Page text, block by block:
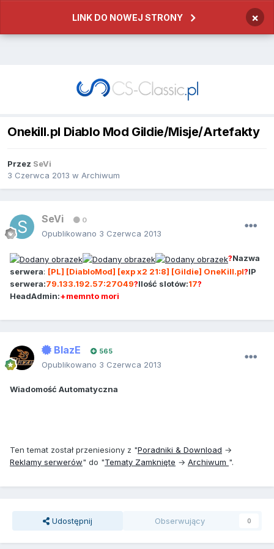
LINK DO NOWEJ STRONY ×
Onekill.pl Diablo Mod Gildie/Misje/Artefakty
Przez SeVi
3 Czerwca 2013 w Archiwum
SeVi 0
Opublikowano 3 Czerwca 2013
?Nazwa
serwera: [PL] [DiabloMod] [exp x2 21:8] [Gildie] OneKill.pl?IP
serwera:79.133.192.57:27049?Ilość slotów:17?
HeadAdmin:+memnto mori
BlazE 565
Opublikowano 3 Czerwca 2013
Wiadomość Automatyczna
Ten temat został przeniesiony z "Poradniki & Download →
Reklamy serwerów" do "Tematy Zamknięte → Archiwum ".
Udostępnij Obserwujący 0